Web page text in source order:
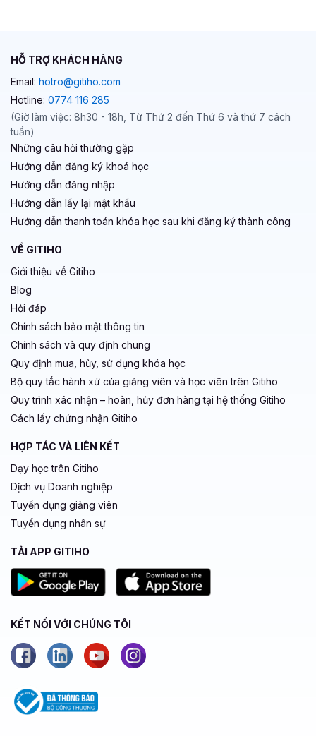
HỖ TRỢ KHÁCH HÀNG
Email: hotro@gitiho.com
Hotline: 0774 116 285
(Giờ làm việc: 8h30 - 18h, Từ Thứ 2 đến Thứ 6 và thứ 7 cách
tuần)
Những câu hỏi thường gặp
Hướng dẫn đăng ký khoá học
Hướng dẫn đăng nhập
Hướng dẫn lấy lại mật khẩu
Hướng dẫn thanh toán khóa học sau khi đăng ký thành công
VỀ GITIHO
Giới thiệu về Gitiho
Blog
Hỏi đáp
Chính sách bảo mật thông tin
Chính sách và quy định chung
Quy định mua, hủy, sử dụng khóa học
Bộ quy tắc hành xử của giảng viên và học viên trên Gitiho
Quy trình xác nhận – hoàn, hủy đơn hàng tại hệ thống Gitiho
Cách lấy chứng nhận Gitiho
HỢP TÁC VÀ LIÊN KẾT
Dạy học trên Gitiho
Dịch vụ Doanh nghiệp
Tuyển dụng giảng viên
Tuyển dụng nhân sự
TẢI APP GITIHO
KẾT NỐI VỚI CHÚNG TÔI